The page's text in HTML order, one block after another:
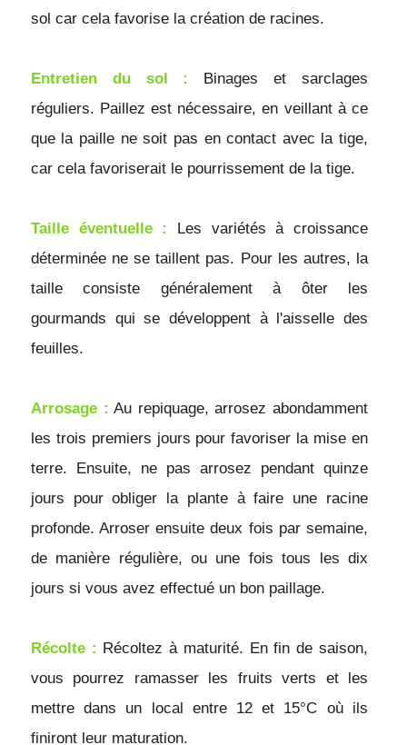
sol car cela favorise la création de racines.
Entretien du sol : Binages et sarclages
réguliers. Paillez est nécessaire, en veillant à ce
que la paille ne soit pas en contact avec la tige,
car cela favoriserait le pourrissement de la tige.
Taille éventuelle :
Les variétés à croissance
déterminée ne se taillent pas. Pour les autres, la
taille consiste généralement à ôter les
gourmands qui se développent à l'aisselle des
feuilles.
Arrosage : Au repiquage, arrosez abondamment
les trois premiers jours pour favoriser la mise en
terre. Ensuite, ne pas arrosez pendant quinze
jours pour obliger la plante à faire une racine
profonde. Arroser ensuite deux fois par semaine,
de manière régulière, ou une fois tous les dix
jours si vous avez effectué un bon paillage.
Récolte : Récoltez à maturité. En fin de saison,
vous pourrez ramasser les fruits verts et les
mettre dans un local entre 12 et 15°C où ils
finiront leur maturation.